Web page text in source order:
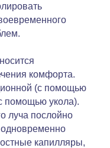
комфорта.
(с помощью
помощью укола).
луча послойно
одновременно
капилляры,